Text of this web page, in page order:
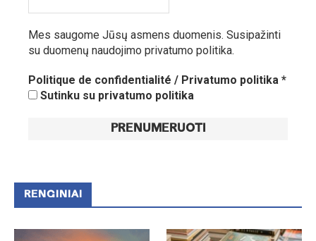
Mes saugome Jūsų asmens duomenis. Susipažinti
su duomenų naudojimo privatumo politika.
Politique de confidentialité / Privatumo politika *
Sutinku su privatumo politika
RENGINIAI